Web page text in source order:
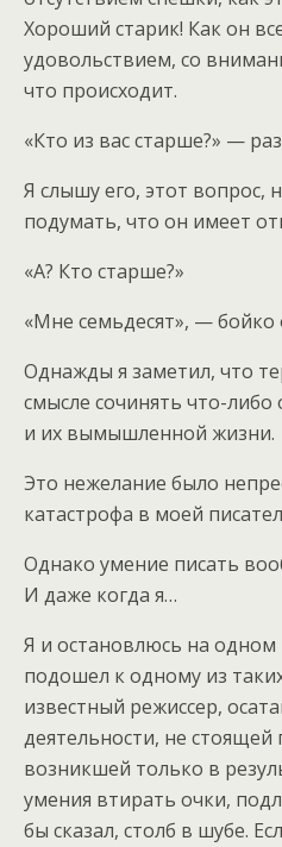
Хороший старик! Как он
удовольствием, со
что происходит.
«Кто из вас старше?» —
Я слышу его, этот вопрос,
подумать, что он имеет
«А? Кто старше?»
«Мне семьдесят», — бойко
Однажды я заметил, что
смысле сочинять что-
и их вымышленной жизни.
Это нежелание было
катастрофа в моей
Однако умение писать
И даже когда я…
Я и остановлюсь на
подошел к одному из
известный режиссер,
деятельности, не
возникшей только в
умения втирать очки,
бы сказал, столб в шубе.